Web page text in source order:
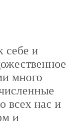
себе и
много
всех нас и
и